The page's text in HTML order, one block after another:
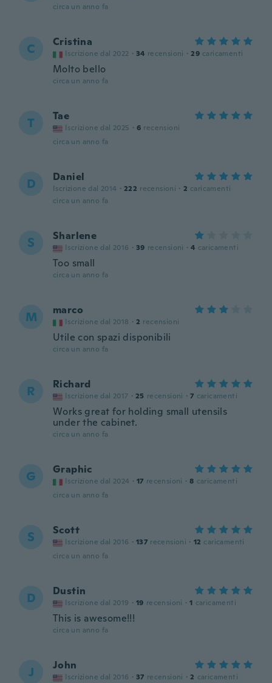
circa un anno fa
C Cristina
Iscrizione dal 2022 · 34 recensioni · 29 caricamenti
Molto bello
circa un anno fa
T Tae
Iscrizione dal 2025 · 6 recensioni
circa un anno fa
D Daniel
Iscrizione dal 2014 · 222 recensioni · 2 caricamenti
circa un anno fa
S Sharlene
Iscrizione dal 2016 · 39 recensioni · 4 caricamenti
Too small
circa un anno fa
M marco
Iscrizione dal 2018 · 2 recensioni
Utile con spazi disponibili
circa un anno fa
R Richard
Iscrizione dal 2017 · 25 recensioni · 7 caricamenti
Works great for holding small utensils
under the cabinet.
circa un anno fa
G Graphic
Iscrizione dal 2024 · 17 recensioni · 8 caricamenti
circa un anno fa
S Scott
Iscrizione dal 2016 · 137 recensioni · 12 caricamenti
circa un anno fa
D Dustin
Iscrizione dal 2019 · 19 recensioni · 1 caricamenti
This is awesome!!!
circa un anno fa
J John
Iscrizione dal 2016 · 37 recensioni · 2 caricamenti